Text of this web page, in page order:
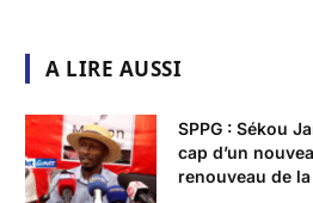
A LIRE AUSSI
SPPG : Sékou
cap d’un
renouveau de